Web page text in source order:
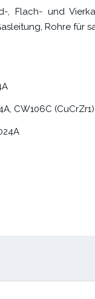
Flach- und
Rohre für
CW106C (CuCrZr1)